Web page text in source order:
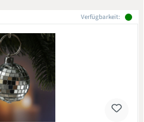
Verfügbarkeit: